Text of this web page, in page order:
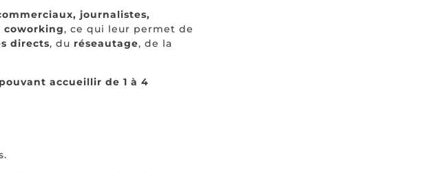
journalistes,
coworking, ce qui leur permet de
directs, du réseautage, de la
pouvant accueillir de 1 à 4